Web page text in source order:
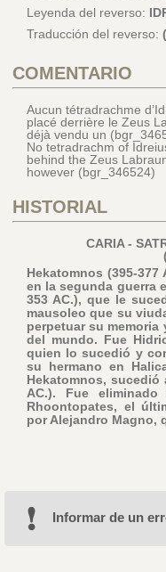
Leyenda del reverso:
Traducción del reverso:
COMENTARIO
Aucun tétradrachme
placé derrière le Zeus
déjà vendu un
No tetradrachm of
behind the Zeus
however (bgr_346524)
HISTORIAL
CARIA -
Hekatomnos (395-
en la segunda guerra
353 AC.), que le
mausoleo que su
perpetuar su
del mundo. Fue
quien lo sucedió y
su hermano en
Hekatomnos, sucedió
AC.). Fue
Rhoontopates, el
por Alejandro Magno,
Informar de un